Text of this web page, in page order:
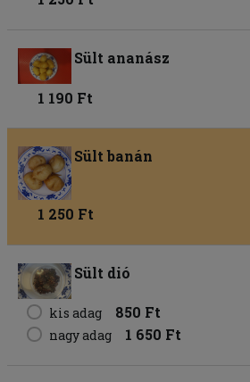
Sült ananász
1 190 Ft
Sült banán
1 250 Ft
Sült dió
kis adag 850 Ft
nagy adag 1 650 Ft